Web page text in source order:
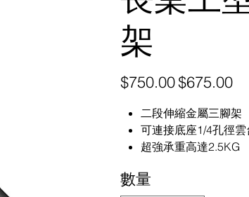
架
始
$750.00 銷
$675.00
二段伸縮金屬三腳架
可連接底座1/4孔徑雲
超強承重高達2.5KG
數量